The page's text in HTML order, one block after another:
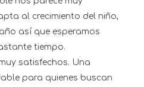
al crecimiento del niño,
así que esperamos
tiempo.
satisfechos. Una
para quienes buscan